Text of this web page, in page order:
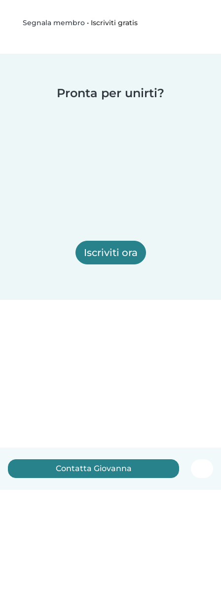
Segnala membro• Iscriviti gratis
Pronta per unirti?
Iscriviti ora
Contatta Giovanna